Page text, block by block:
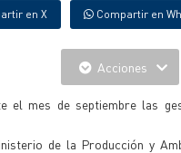
en X Compartir en
Acciones
el mes de septiembre las
de la Producción y